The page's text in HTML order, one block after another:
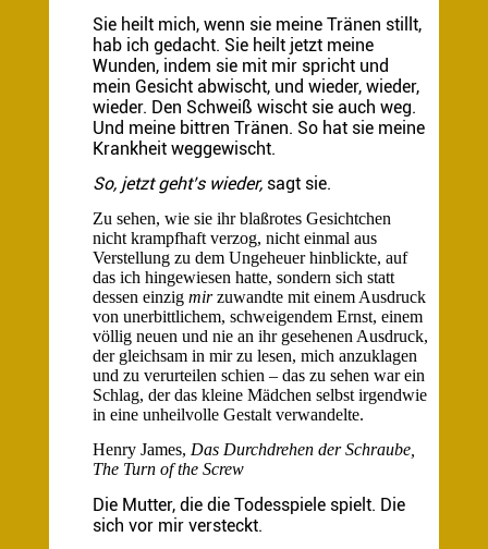
Sie heilt mich, wenn sie meine Tränen stillt,
hab ich gedacht. Sie heilt jetzt meine
Wunden, indem sie mit mir spricht und
mein Gesicht abwischt, und wieder, wieder,
wieder. Den Schweiß wischt sie auch weg.
Und meine bittren Tränen. So hat sie meine
Krankheit weggewischt.
So, jetzt geht’s wieder,sagt sie.
Zu sehen, wie sie ihr blaßrotes Gesichtchen
nicht krampfhaft verzog, nicht einmal aus
Verstellung zu dem Ungeheuer hinblickte, auf
das ich hingewiesen hatte, sondern sich statt
dessen einzig mirzuwandte mit einem Ausdruck
von unerbittlichem, schweigendem Ernst, einem
völlig neuen und nie an ihr gesehenen Ausdruck,
der gleichsam in mir zu lesen, mich anzuklagen
und zu verurteilen schien – das zu sehen war ein
Schlag, der das kleine Mädchen selbst irgendwie
in eine unheilvolle Gestalt verwandelte.
Henry James, Das Durchdrehen der Schraube,
The Turn of the Screw
Die Mutter, die die Todesspiele spielt. Die
sich vor mir versteckt.